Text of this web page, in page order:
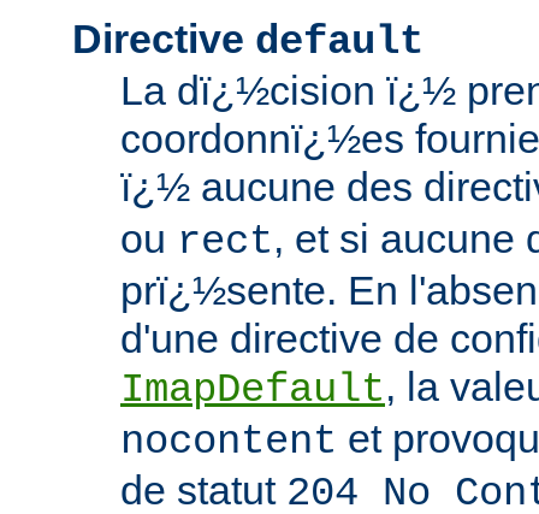
Directive default
La dï¿½cision ï¿½
coordonnï¿½es
ï¿½ aucune des
ou rect, et si aucune
prï¿½sente. En
d'une directive de
ImapDefault, la
nocontent et
de statut 204 No